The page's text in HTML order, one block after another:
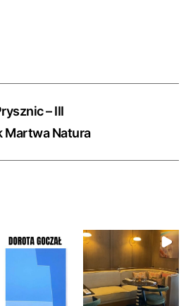
– III
Martwa Natura